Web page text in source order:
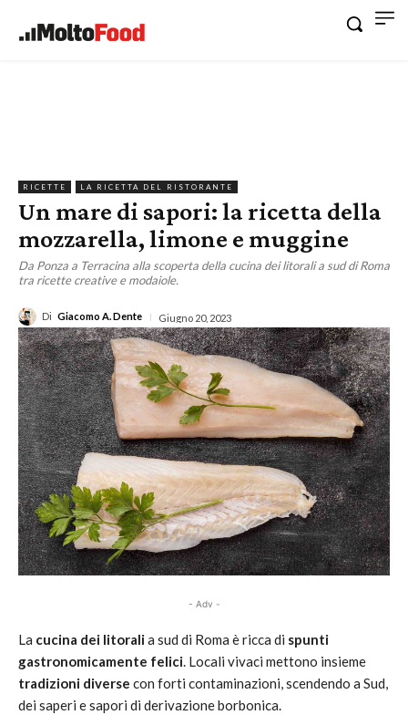
RICETTE LA RICETTA DEL RISTORANTE
Un mare di sapori: la ricetta della
mozzarella, limone e muggine
Da Ponza a Terracina alla scoperta della cucina dei litorali a sud di Roma
tra ricette creative e modaiole.
Di Giacomo A. Dente Giugno 20, 2023
- Adv -
La cucina dei litoralia sud di Roma è ricca di spunti
gastronomicamente felici. Locali vivaci mettono insieme
tradizioni diverse con forti contaminazioni, scendendo a Sud,
dei saperi e sapori di derivazione borbonica.